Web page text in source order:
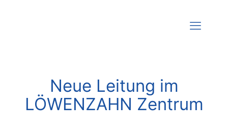
Neue Leitung im
LÖWENZAHN Zentrum